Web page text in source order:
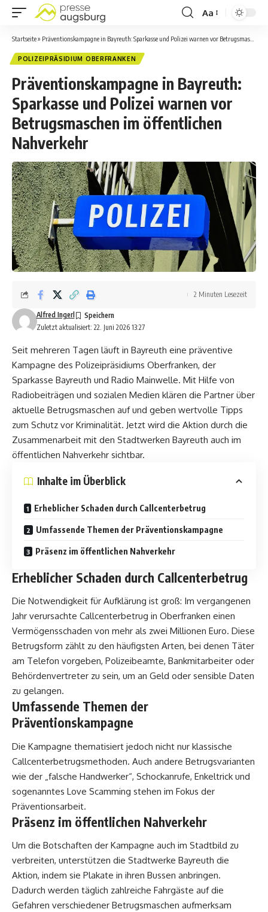
Aa
Startseite» Präventionskampagne in Bayreuth: Sparkasse und Polizei warnen vor Betrugsmaschen im öffentlichen Nahverkehr
POLIZEIPRÄSIDIUM OBERFRANKEN
Präventionskampagne in Bayreuth:
Sparkasse und Polizei warnen vor
Betrugsmaschen im öffentlichen
Nahverkehr
Zuletzt aktualisiert: 22. Juni 2026 13:27
Alfred Ingerl
2 Minuten Lesezeit
Seit mehreren Tagen läuft in Bayreuth eine präventive
Kampagne des Polizeipräsidiums Oberfranken, der
Sparkasse Bayreuth und Radio Mainwelle. Mit Hilfe von
Radiobeiträgen und sozialen Medien klären die Partner über
aktuelle Betrugsmaschen auf und geben wertvolle Tipps
zum Schutz vor Kriminalität. Jetzt wird die Aktion durch die
Zusammenarbeit mit den Stadtwerken Bayreuth auch im
öffentlichen Nahverkehr sichtbar.
Inhalte im Überblick
Erheblicher Schaden durch Callcenterbetrug
Umfassende Themen der Präventionskampagne
Präsenz im öffentlichen Nahverkehr
Erheblicher Schaden durch Callcenterbetrug
Die Notwendigkeit für Aufklärung ist groß: Im vergangenen
Jahr verursachte Callcenterbetrug in Oberfranken einen
Vermögensschaden von mehr als zwei Millionen Euro. Diese
Betrugsform zählt zu den häufigsten Arten, bei denen Täter
am Telefon vorgeben, Polizeibeamte, Bankmitarbeiter oder
Behördenvertreter zu sein, um an Geld oder sensible Daten
zu gelangen.
Umfassende Themen der
Präventionskampagne
Die Kampagne thematisiert jedoch nicht nur klassische
Callcenterbetrugsmethoden. Auch andere Betrugsvarianten
wie der „falsche Handwerker“, Schockanrufe, Enkeltrick und
sogenanntes Love Scamming stehen im Fokus der
Präventionsarbeit.
Präsenz im öffentlichen Nahverkehr
Um die Botschaften der Kampagne auch im Stadtbild zu
verbreiten, unterstützen die Stadtwerke Bayreuth die
Aktion, indem sie Plakate in ihren Bussen anbringen.
Dadurch werden täglich zahlreiche Fahrgäste auf die
Gefahren verschiedener Betrugsmaschen aufmerksam